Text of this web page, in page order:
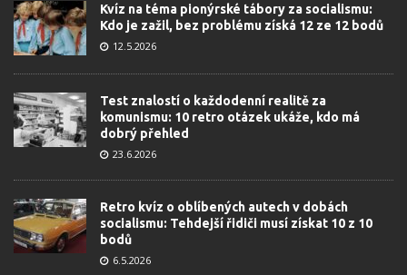
Kvíz na téma pionýrské tábory za socialismu:
Kdo je zažil, bez problému získá 12 ze 12 bodů
12.5.2026
Test znalostí o každodenní realitě za
komunismu: 10 retro otázek ukáže, kdo má
dobrý přehled
23.6.2026
Retro kvíz o oblíbených autech v dobách
socialismu: Tehdejší řidiči musí získat 10 z 10
bodů
6.5.2026